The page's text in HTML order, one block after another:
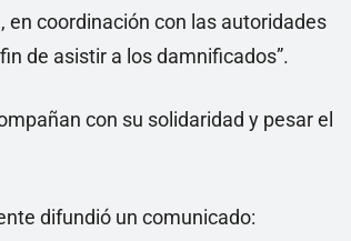
en coordinación con las autoridades
de asistir a los damnificados”.
con su solidaridad y pesar el
difundió un comunicado: